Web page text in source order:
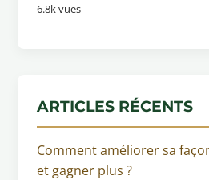
6.8k vues
ARTICLES RÉCENTS
Comment améliorer sa
et gagner plus ?